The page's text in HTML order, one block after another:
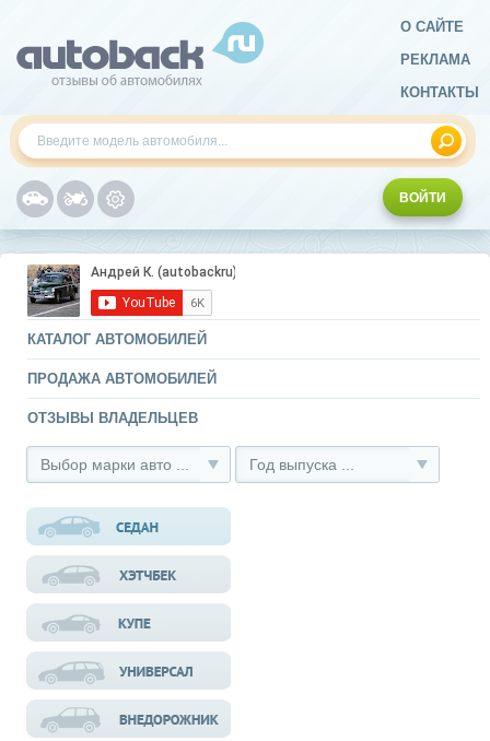
О САЙТЕ
РЕКЛАМА
КОНТАКТЫ
ВОЙТИ
КАТАЛОГ АВТОМОБИЛЕЙ
ПРОДАЖА АВТОМОБИЛЕЙ
ОТЗЫВЫ ВЛАДЕЛЬЦЕВ
Выбор марки авто ... Год выпуска ...